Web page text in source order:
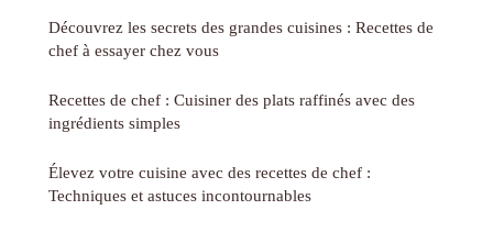
Découvrez les secrets des grandes cuisines : Recettes de
chef à essayer chez vous
Recettes de chef : Cuisiner des plats raffinés avec des
ingrédients simples
Élevez votre cuisine avec des recettes de chef :
Techniques et astuces incontournables